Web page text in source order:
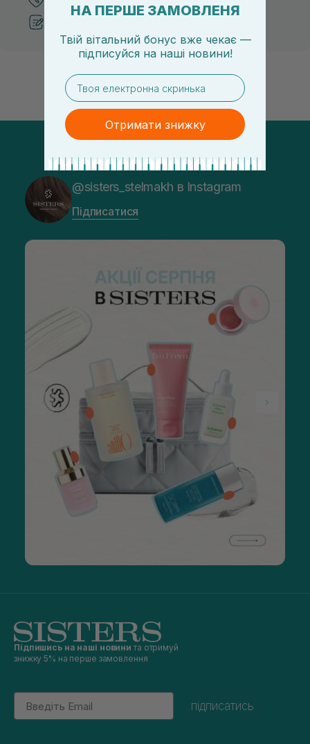
@sisters_stelmakh в Instagram
Підписатися
Підпишись на наші новини та отримуй
знижку 5% на перше замовлення
Email
підписатись
НА ПЕРШЕ ЗАМОВЛЕНЯ
Твій вітальний бонус вже чекає —
підписуйся на наші новини!
email
Отримати знижку